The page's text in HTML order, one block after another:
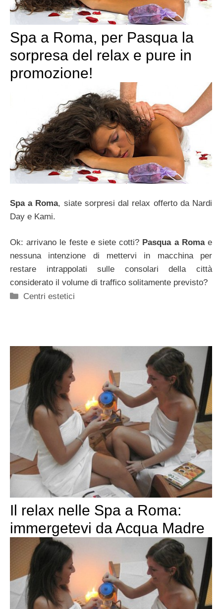
Spa a Roma, per Pasqua la
sorpresa del relax e pure in
promozione!
Spa a Roma, siate sorpresi dal relax offerto da Nardi
Day e Kami.
Ok: arrivano le feste e siete cotti? Pasqua a Romae
nessuna intenzione di mettervi in macchina per
restare intrappolati sulle consolari della città
considerato il volume di traffico solitamente previsto?
Categorie
Centri estetici
Il relax nelle Spa a Roma:
immergetevi da Acqua Madre